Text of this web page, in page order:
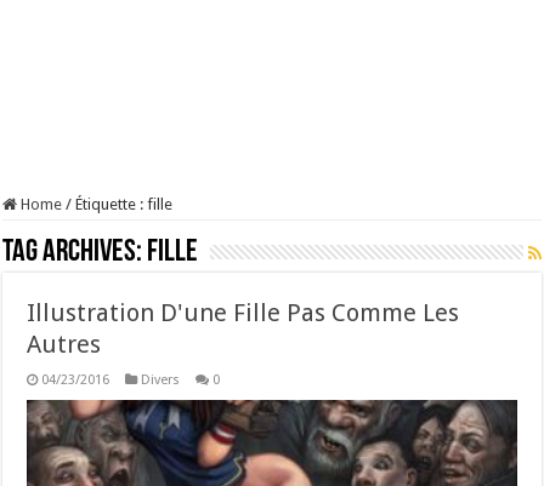
Home / Étiquette :fille
Tag Archives: fille
Illustration D'une Fille Pas Comme Les
Autres
04/23/2016 Divers 0